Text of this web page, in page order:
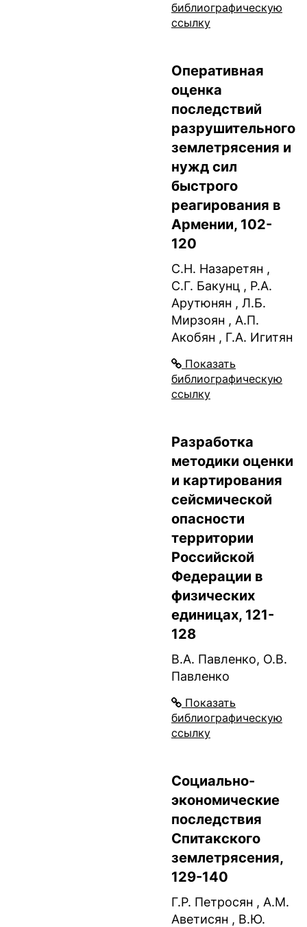
библиографическую
ссылку
Оперативная
оценка
последствий
разрушительного
землетрясения и
нужд сил
быстрого
реагирования в
Армении, 102-
120
С.Н. Назаретян ,
С.Г. Бакунц , Р.А.
Арутюнян , Л.Б.
Мирзоян , А.П.
Акобян , Г.А. Игитян
Показать
библиографическую
ссылку
Разработка
методики оценки
и картирования
сейсмической
опасности
территории
Российской
Федерации в
физических
единицах, 121-
128
В.А. Павленко, О.В.
Павленко
Показать
библиографическую
ссылку
Социально-
экономические
последствия
Спитакского
землетрясения,
129-140
Г.Р. Петросян , А.М.
Аветисян , В.Ю.